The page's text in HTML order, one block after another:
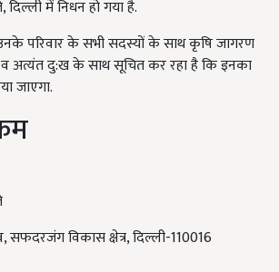
में निधन हो गया है.
परिवार के सभी सदस्यों के साथ कृषि जागरण
अत्यंत दु:ख के साथ सूचित कर रहा है कि इनका
जाएगा.
सफदरजंग विकास क्षेत्र, दिल्ली-110016